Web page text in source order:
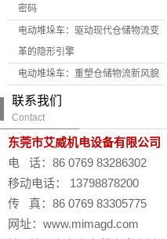
密码
电动堆垛车：驱动现代仓储物流变
革的隐形引擎
电动堆垛车：重塑仓储物流新风貌
联系我们
Contact
东莞市艾威机电设备有限公司
电 话：86 0769 83286302
移动电话： 13798878200
传 真：86 0769 83305775
网址：www.mimagd.com